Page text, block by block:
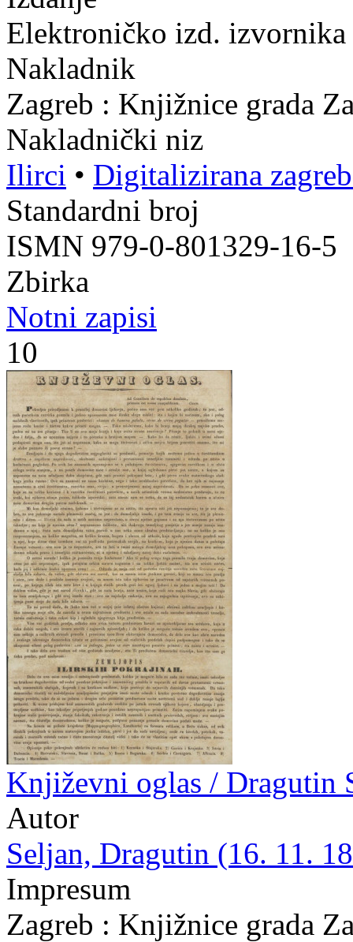
Elektroničko izd.
Nakladnik
Zagreb : Knjižnice grada
Nakladnički niz
Ilirci • Digitalizirana
Standardni broj
ISMN 979-0-801329-16-5
Zbirka
Notni zapisi
10
Književni oglas / Dragutin
Autor
Seljan, Dragutin (16. 11.
Impresum
Zagreb : Knjižnice grada